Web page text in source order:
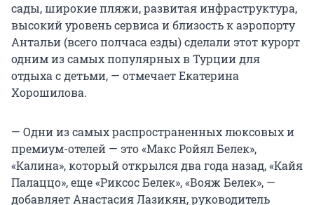
сады, широкие пляжи, развитая инфраструктура,
высокий уровень сервиса и близость к аэропорту
Антальи (всего полчаса езды) сделали этот курорт
одним из самых популярных в Турции для
отдыха с детьми, — отмечает Екатерина
Хорошилова.
— Одни из самых распространенных люксовых и
премиум-отелей — это «Макс Ройял Белек»,
«Калина», который открылся два года назад, «Кайя
Палаццо», еще «Риксос Белек», «Вояж Белек», —
добавляет Анастасия Лазикян, руководитель